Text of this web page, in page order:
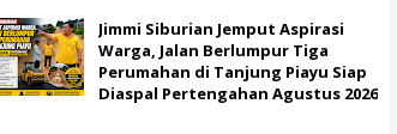
Jimmi Siburian Jemput Aspirasi
Warga, Jalan Berlumpur Tiga
Perumahan di Tanjung Piayu Siap
Diaspal Pertengahan Agustus 2026